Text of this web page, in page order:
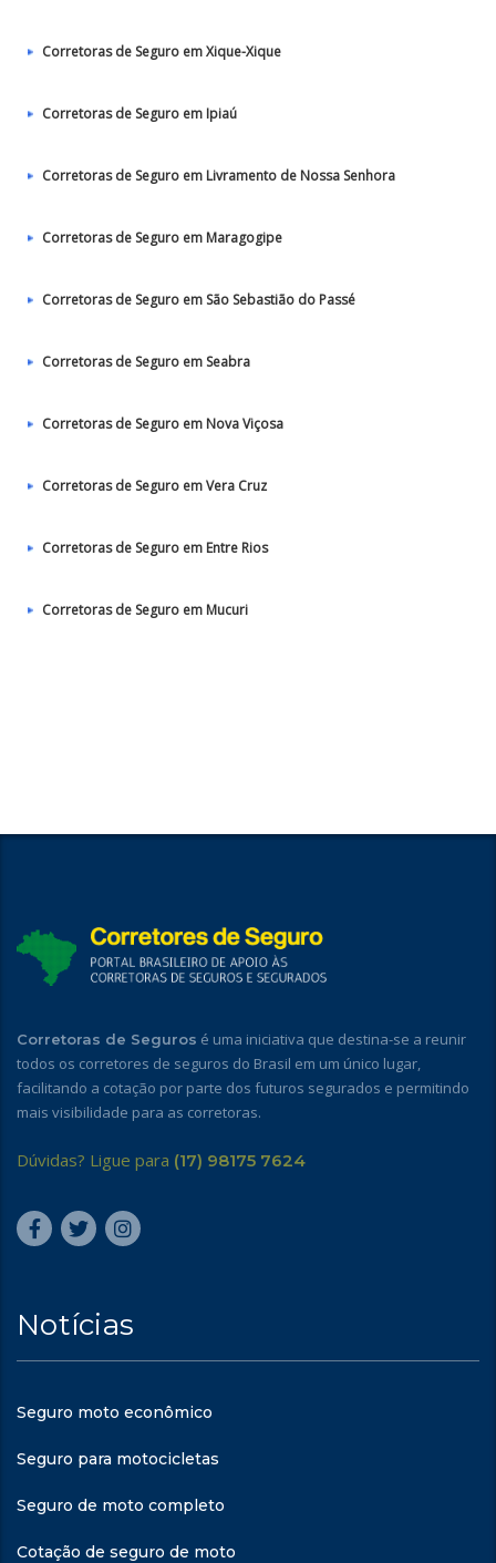
Corretoras de Seguro em Xique-Xique
Corretoras de Seguro em Ipiaú
Corretoras de Seguro em Livramento de Nossa Senhora
Corretoras de Seguro em Maragogipe
Corretoras de Seguro em São Sebastião do Passé
Corretoras de Seguro em Seabra
Corretoras de Seguro em Nova Viçosa
Corretoras de Seguro em Vera Cruz
Corretoras de Seguro em Entre Rios
Corretoras de Seguro em Mucuri
Corretoras de Seguros é uma iniciativa que destina-se a reunir
todos os corretores de seguros do Brasil em um único lugar,
facilitando a cotação por parte dos futuros segurados e permitindo
mais visibilidade para as corretoras.
Dúvidas? Ligue para (17) 98175 7624
Notícias
Seguro moto econômico
Seguro para motocicletas
Seguro de moto completo
Cotação de seguro de moto